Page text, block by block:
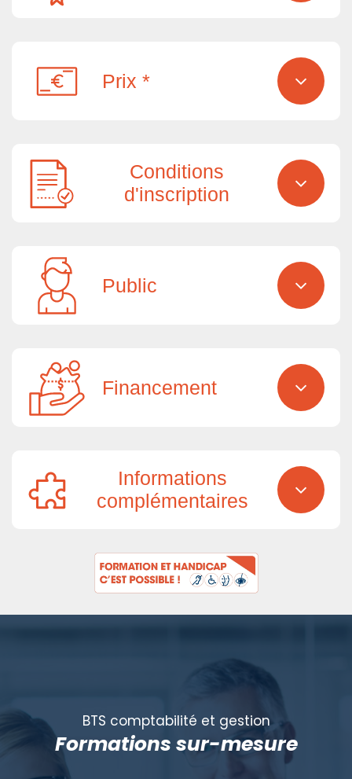
Prix *
Conditions
d'inscription
Public
Financement
Informations
complémentaires
BTS comptabilité et gestion
Formations sur-mesure